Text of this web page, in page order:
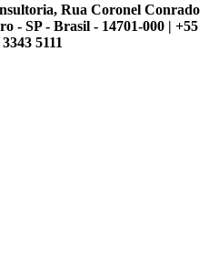
Rua Coronel Conrado
- SP - Brasil - 14701-000 | +55
5111